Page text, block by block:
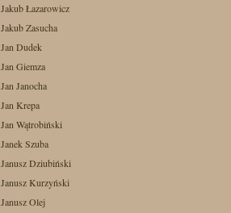
Jakub Łazarowicz
Jakub Zasucha
Jan Dudek
Jan Giemza
Jan Janocha
Jan Krepa
Jan Wątrobiński
Janek Szuba
Janusz Dziubiński
Janusz Kurzyński
Janusz Olej